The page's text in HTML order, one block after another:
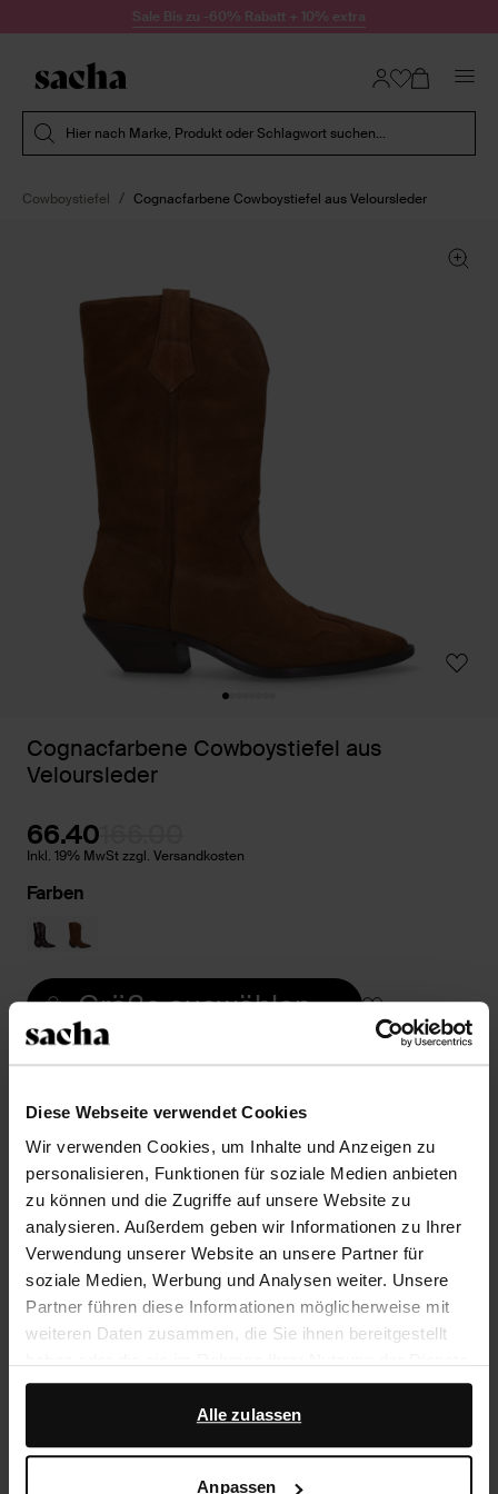
Diese Webseite verwendet Cookies
Wir verwenden Cookies, um Inhalte und Anzeigen zu
personalisieren, Funktionen für soziale Medien anbieten
zu können und die Zugriffe auf unsere Website zu
analysieren. Außerdem geben wir Informationen zu Ihrer
Verwendung unserer Website an unsere Partner für
soziale Medien, Werbung und Analysen weiter. Unsere
Partner führen diese Informationen möglicherweise mit
weiteren Daten zusammen, die Sie ihnen bereitgestellt
gesammelt haben.
Darüber hinaus arbeiten wir mit Google zu Werbe- und
Alle zulassen
Anpassen
Zum Inhalt springenSale Bis zu -60% Rabatt + 10% extra
Hier nach Marke, Produkt oder Schlagwort suchen...
Cowboystiefel Cognacfarbene Cowboystiefel aus Veloursleder
Cognacfarbene Cowboystiefel aus
Veloursleder
66.40
Inkl. 19% MwSt zzgl. Versandkosten
Farben
Größe auswählen
Trusted Shop-Gütesiegel
Rechnungskauf
14 Tage Bedenkzeit
Produktbeschreibung
Cognacfarbene Cowboystiefel aus Veloursleder der
Marke Sacha. Bei einem Modell in Größe 37 beträgt
die Schafthöhe 26 cm und der Schaftumfang 35 cm.
Der Absatz hat eine Höhe von 5 cm. Die Außenseite
der Schuhe ist aus Veloursleder, die Innenseite ist aus
Leder gearbeitet. Pflege die Stiefel mit dem Carbon
Pro-Spray von Collonil.